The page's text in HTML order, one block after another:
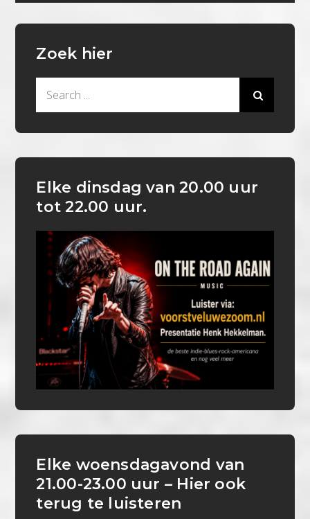
Zoek hier
Elke dinsdag van 20.00 uur
tot 22.00 uur.
Elke woensdagavond van
21.00-23.00 uur – Hier ook
terug te luisteren